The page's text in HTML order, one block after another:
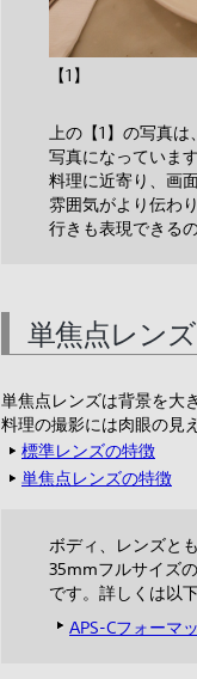
【1】
上の【1】の写真
写真になっていま
料理に近寄り、画
雰囲気がより伝わ
行きも表現できる
単焦点レン
単焦点レンズは背景を大
料理の撮影には肉眼の見
標準レンズの特徴
単焦点レンズの特徴
ボディ、レンズと
35mmフルサイズ
です。詳しくは以
APS-Cフォーマ